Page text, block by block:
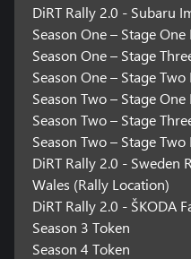
DiRT Rally 2.0 - Subaru
Season One – Stage One
Season One – Stage
Season One – Stage Two
Season Two – Stage One
Season Two – Stage
Season Two – Stage Two
DiRT Rally 2.0 - Sweden
Wales (Rally Location)
DiRT Rally 2.0 - ŠKODA
Season 3 Token
Season 4 Token